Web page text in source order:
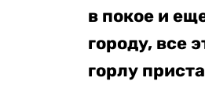
в покое и
городу, все
горлу